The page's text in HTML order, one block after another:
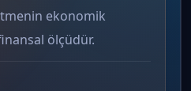
ekonomik
ölçüdür.